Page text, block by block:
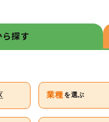
探す
業種 を選ぶ